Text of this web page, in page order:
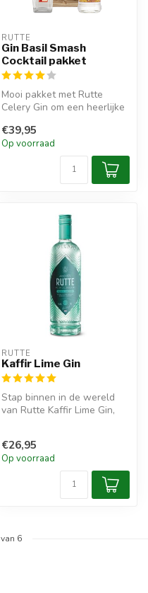
RUTTE
Gin Basil Smash
Cocktail pakket
Mooi pakket met Rutte
Celery Gin om een heerlijke
€39,95
Op voorraad
RUTTE
Kaffir Lime Gin
Stap binnen in de wereld
van Rutte Kaffir Lime Gin,
€26,95
Op voorraad
van 6